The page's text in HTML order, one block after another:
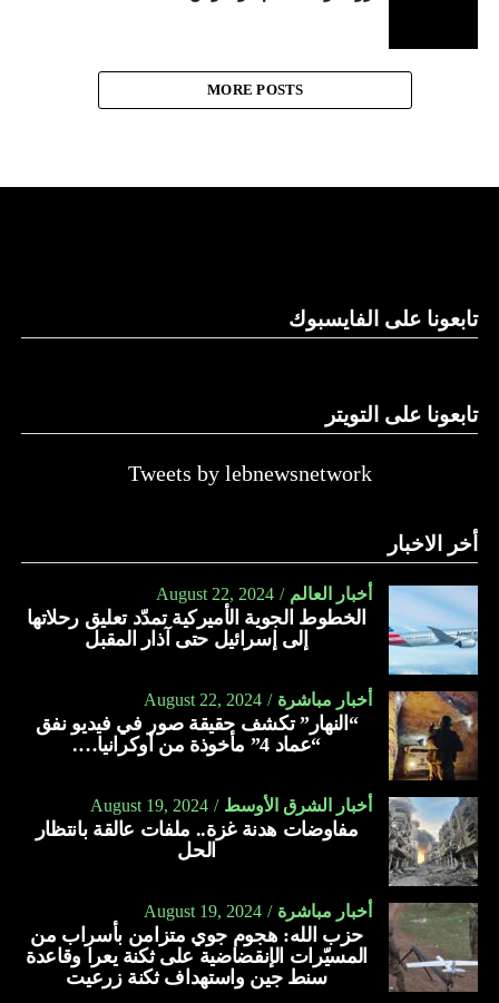
أخبار العالم August 22, 2024
الخطوط الجوية الأميركية تمدّد تعليق رحلاتها
إلى إسرائيل حتى آذار المقبل
“النهار” تكشف حقيقة صور في فيديو نفق
“عماد 4” مأخوذة من أوكرانيا….
مفاوضات هدنة غزة.. ملفات عالقة بانتظار
الحل
حزب الله: هجوم جوي متزامن بأسراب من
المسيّرات الإنقضاضية على ثكنة يعرا وقاعدة
سنط جين واستهداف ثكنة زرعيت
أخبار مباشرة August 19, 2024